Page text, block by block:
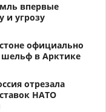
впервые
и угрозу
официально
шельф в Арктике
отрезала
НАТО